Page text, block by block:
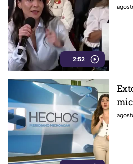
2:52
de
mil